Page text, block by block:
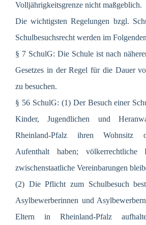
Volljährigkeitsgrenze nicht maßgeblich.
Die wichtigsten Regelungen bzgl.
Schulbesuchsrecht werden im
§ 7 SchulG: Die Schule ist nach
Gesetzes in der Regel für die Dauer
zu besuchen.
§ 56 SchulG: (1) Der Besuch einer
Kinder, Jugendlichen und
Rheinland-Pfalz ihren Wohnsitz
Aufenthalt haben; völkerrechtliche
zwischenstaatliche Vereinbarungen
(2) Die Pflicht zum Schulbesuch
Asylbewerberinnen und
Eltern in Rheinland-Pfalz